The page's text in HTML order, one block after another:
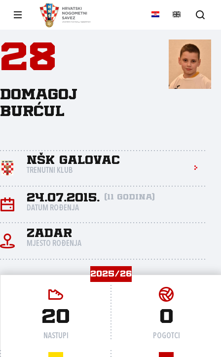
28
Domagoj
Burćul
NŠK Galovac
TRENUTNI KLUB
24.07.2015. (11 godina)
DATUM ROĐENJA
Zadar
MJESTO ROĐENJA
2025/26
20
NASTUPI
0
POGOTCI